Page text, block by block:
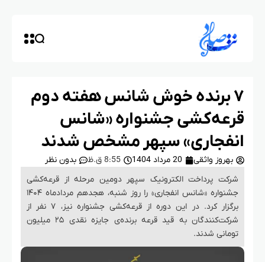
۷ برنده خوش شانس هفته دوم
قرعه‌کشی جشنواره «شانس
انفجاری» سپهر مشخص شدند
بهروز واثقی 20 مرداد 1404 8:55 ق.ظ
بدون نظر
شرکت پرداخت الکترونیک سپهر دومین مرحله از قرعه‌کشی
جشنواره «شانس انفجاری» را روز شنبه، هجدهم مردادماه ۱۴۰۴
برگزار کرد. در این دوره از قرعه‌کشی جشنواره نیز، ۷ نفر از
شرکت‌کنندگان به قید قرعه برنده‌‌ی جایزه نقدی ۲۵ میلیون
تومانی شدند.